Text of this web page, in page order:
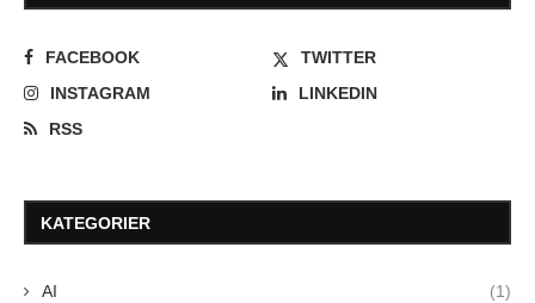
FACEBOOK
TWITTER
INSTAGRAM
LINKEDIN
RSS
KATEGORIER
AI (1)